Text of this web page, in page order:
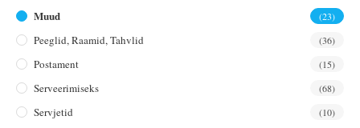
Muud (23)
Peeglid, Raamid, Tahvlid (36)
Postament (15)
Serveerimiseks (68)
Servjetid (10)